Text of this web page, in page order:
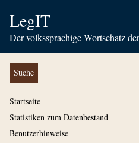
LegIT
Der volkssprachige Wortschatz
Suche
Startseite
Statistiken zum Datenbestand
Benutzerhinweise